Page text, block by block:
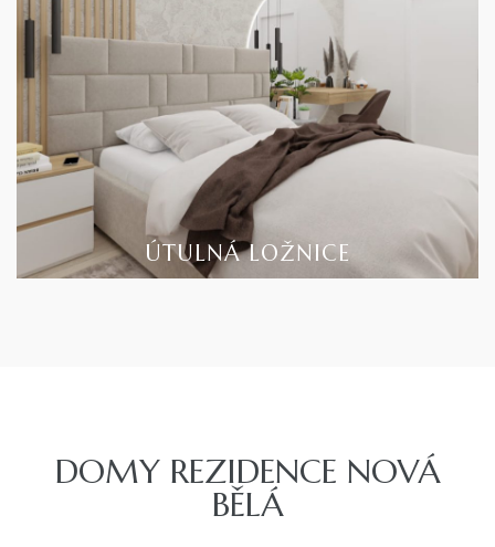
ÚTULNÁ LOŽNICE
DOMY REZIDENCE NOVÁ
BĚLÁ